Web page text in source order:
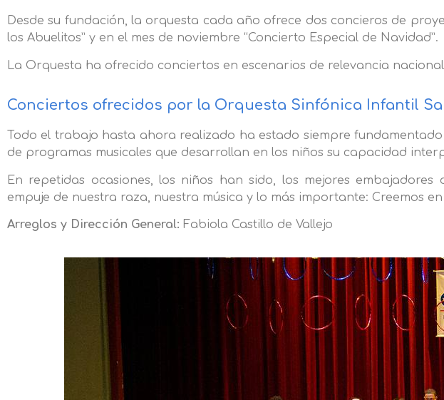
Desde su fundación, la orquesta cada año ofrece dos concieros de
los Abuelitos” y en el mes de noviembre “Concierto Especial de Navidad”.
La Orquesta ha ofrecido conciertos en escenarios de relevancia
Conciertos ofrecidos por la Orquesta Sinfónica Infantil
Todo el trabajo hasta ahora realizado ha estado siempre
de programas musicales que desarrollan en los niños su capacidad
En repetidas ocasiones, los niños han sido, los mejores
empuje de nuestra raza, nuestra música y lo más importante: Creemos
Arreglos y Dirección General: Fabiola Castillo de Vallejo